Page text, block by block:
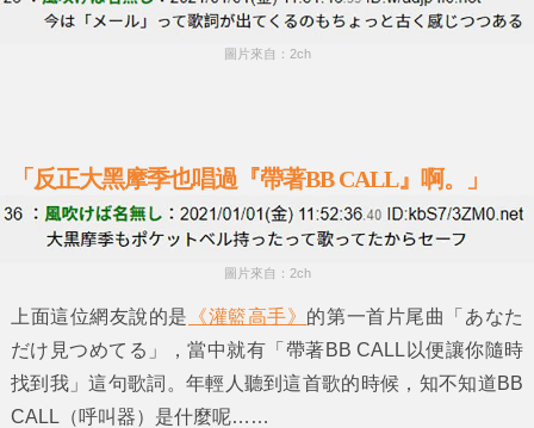
圖片來自：2ch
「反正大黑摩季也唱過『帶著BB CALL』啊。」
圖片來自：2ch
上面這位網友說的是 《灌籃高手》 的第一首片尾曲
「あなた
だけ見つめてる」
，當中就有 「帶著BB CALL以便讓你隨時
找到我」這句歌詞。年輕人聽到這首歌的時候，知不知道BB
CALL （呼叫器）是什麼呢……